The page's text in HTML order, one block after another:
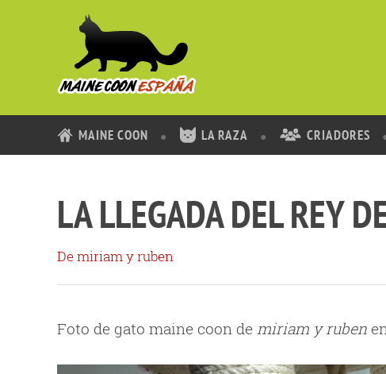
MAINE COON LA RAZA CRIADORES
LA LLEGADA DEL REY
De miriam y ruben
Foto de gato maine coon de miriam y ruben